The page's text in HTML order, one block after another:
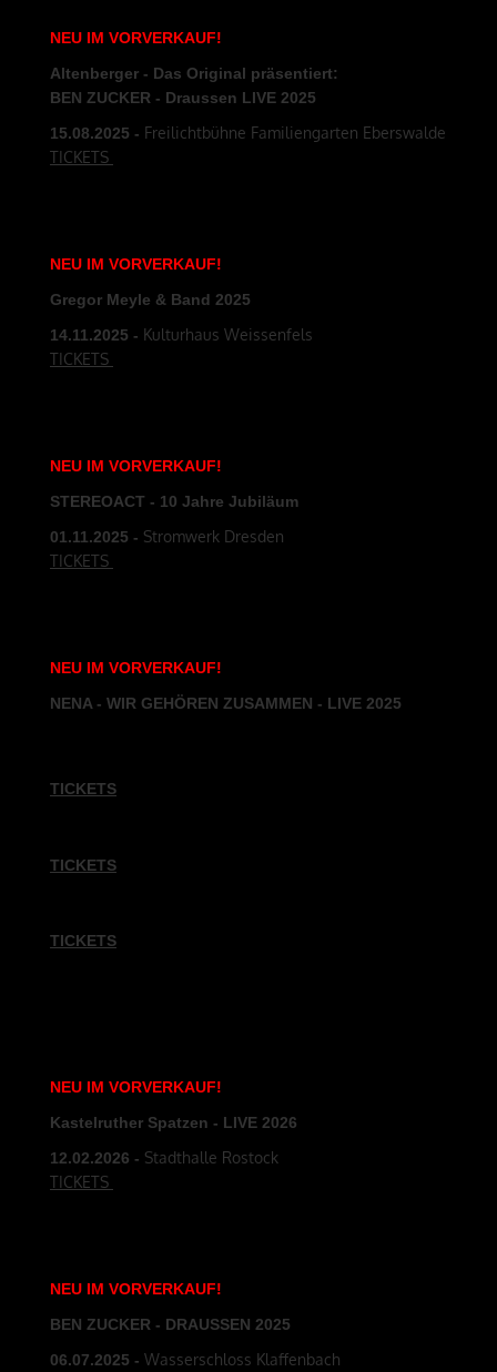
NEU IM VORVERKAUF!
Altenberger - Das Original präsentiert:
BEN ZUCKER - Draussen LIVE 2025
15.08.2025 - Freilichtbühne Familiengarten Eberswalde
TICKETS
NEU IM VORVERKAUF!
Gregor Meyle & Band 2025
14.11.2025 - Kulturhaus Weissenfels
TICKETS
NEU IM VORVERKAUF!
STEREOACT - 10 Jahre Jubiläum
01.11.2025 - Stromwerk Dresden
TICKETS
NEU IM VORVERKAUF!
NENA - WIR GEHÖREN ZUSAMMEN - LIVE 2025
TICKETS
TICKETS
TICKETS
NEU IM VORVERKAUF!
Kastelruther Spatzen - LIVE 2026
12.02.2026 - Stadthalle Rostock
TICKETS
NEU IM VORVERKAUF!
BEN ZUCKER - DRAUSSEN 2025
06.07.2025 - Wasserschloss Klaffenbach